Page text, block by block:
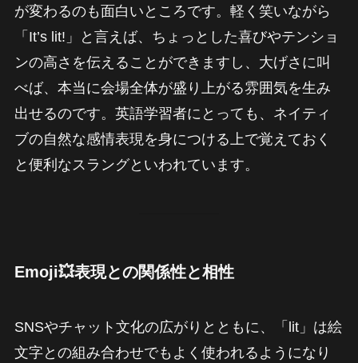
が変わるのも面白いところです。軽く笑いながら
「It’s lit!」と言えば、ちょっとした喜びやテンショ
ンの高さを伝えることができますし、大げさに叫
べば、本当に会場全体が盛り上がる雰囲気を生み
出せるのです。英語学習者にとっても、ネイティ
ブの自然な感情表現を身につける上で覚えておく
と便利なスラングといわれています。
Emoji💥表現との関係性と相性
SNSやチャット文化の広がりとともに、「lit」は絵
文字との組み合わせでもよく使われるようになり